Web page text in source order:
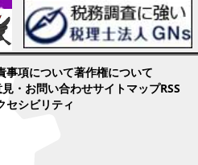
検索
事項について著作権について
・お問い合わせサイトマップRSS
セシビリティ